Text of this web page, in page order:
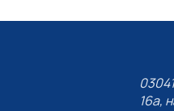
16а,